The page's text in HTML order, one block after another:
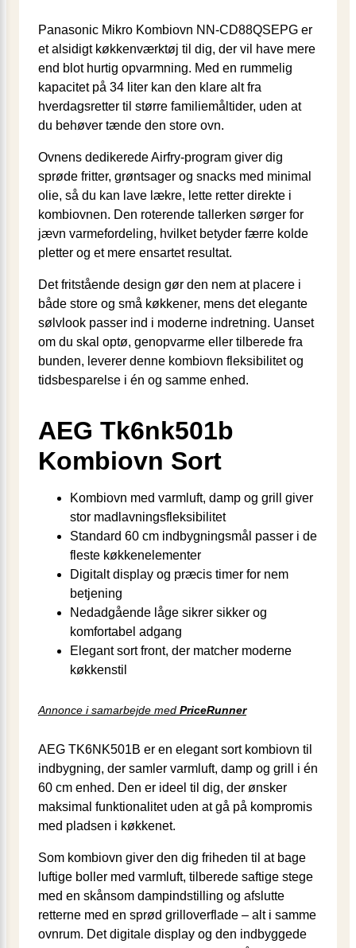
Panasonic Mikro Kombiovn NN-CD88QSEPG er
et alsidigt køkkenværktøj til dig, der vil have mere
end blot hurtig opvarmning. Med en rummelig
kapacitet på 34 liter kan den klare alt fra
hverdagsretter til større familiemåltider, uden at
du behøver tænde den store ovn.
Ovnens dedikerede Airfry-program giver dig
sprøde fritter, grøntsager og snacks med minimal
olie, så du kan lave lækre, lette retter direkte i
kombiovnen. Den roterende tallerken sørger for
jævn varmefordeling, hvilket betyder færre kolde
pletter og et mere ensartet resultat.
Det fritstående design gør den nem at placere i
både store og små køkkener, mens det elegante
sølvlook passer ind i moderne indretning. Uanset
om du skal optø, genopvarme eller tilberede fra
bunden, leverer denne kombiovn fleksibilitet og
tidsbesparelse i én og samme enhed.
AEG Tk6nk501b
Kombiovn Sort
Kombiovn med varmluft, damp og grill giver
stor madlavningsfleksibilitet
Standard 60 cm indbygningsmål passer i de
fleste køkkenelementer
Digitalt display og præcis timer for nem
betjening
Nedadgående låge sikrer sikker og
komfortabel adgang
Elegant sort front, der matcher moderne
køkkenstil
Annonce i samarbejde med PriceRunner
AEG TK6NK501B er en elegant sort kombiovn til
indbygning, der samler varmluft, damp og grill i én
60 cm enhed. Den er ideel til dig, der ønsker
maksimal funktionalitet uden at gå på kompromis
med pladsen i køkkenet.
Som kombiovn giver den dig friheden til at bage
luftige boller med varmluft, tilberede saftige stege
med en skånsom dampindstilling og afslutte
retterne med en sprød grilloverflade – alt i samme
ovnrum. Det digitale display og den indbyggede